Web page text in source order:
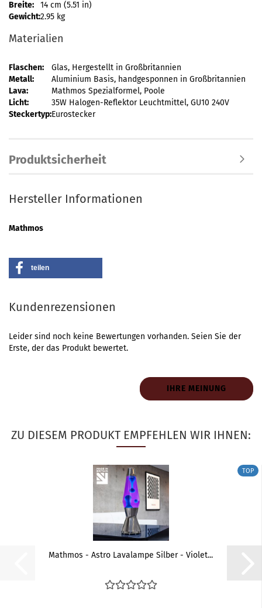
Breite:
14 cm (5.51 in)
Gewicht:2.95 kg
Materialien
Flaschen:
Glas, Hergestellt in Großbritannien
Metall:
Aluminium Basis, handgesponnen in Großbritannien
Lava:
Mathmos Spezialformel, Poole
Licht:
35W Halogen-Reflektor Leuchtmittel, GU10 240V
Steckertyp:Eurostecker
Produktsicherheit
Hersteller Informationen
Mathmos
teilen
Kundenrezensionen
Leider sind noch keine Bewertungen vorhanden. Seien Sie der
Erste, der das Produkt bewertet.
IHRE MEINUNG
ZU DIESEM PRODUKT EMPFEHLEN WIR IHNEN:
TOP
Mathmos - Astro Lavalampe Silber - Violet...